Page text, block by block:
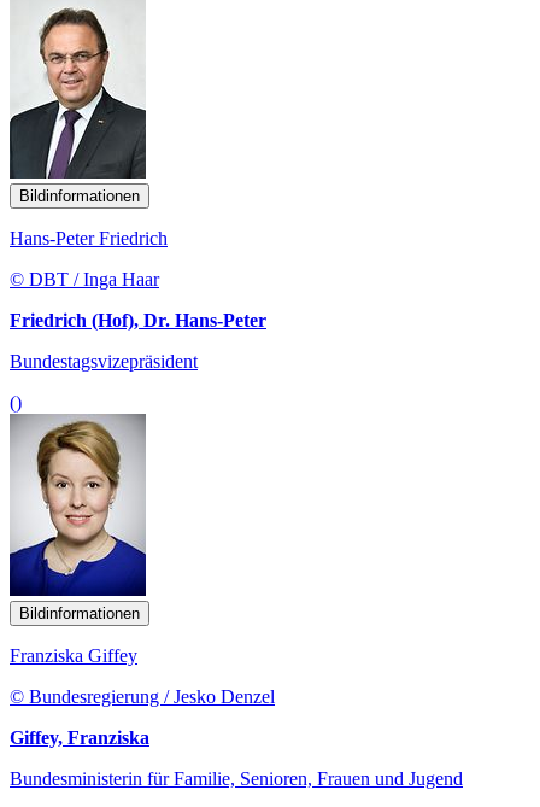
Bildinformationen
Hans-Peter Friedrich
© DBT / Inga Haar
Friedrich (Hof), Dr. Hans-Peter
Bundestagsvizepräsident
()
Bildinformationen
Franziska Giffey
© Bundesregierung / Jesko Denzel
Giffey, Franziska
Bundesministerin für Familie, Senioren, Frauen und Jugend